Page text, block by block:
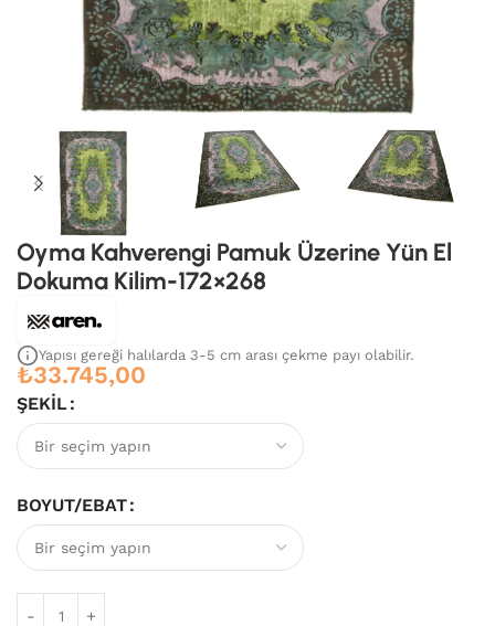
Oyma Kahverengi Pamuk Üzerine Yün El
Dokuma Kilim-172×268
Yapısı gereği halılarda 3-5 cm arası çekme payı olabilir.
₺33.745,00
ŞEKIL
BOYUT/EBAT